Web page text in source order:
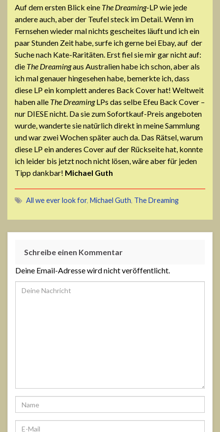
Auf dem ersten Blick eine The Dreaming-LP wie jede
andere auch, aber der Teufel steck im Detail. Wenn im
Fernsehen wieder mal nichts gescheites läuft und ich ein
paar Stunden Zeit habe, surfe ich gerne bei Ebay, auf der
Suche nach Kate-Raritäten. Erst fiel sie mir gar nicht auf:
die The Dreamingaus Australien habe ich schon, aber als
ich mal genauer hingesehen habe, bemerkte ich, dass
diese LP ein komplett anderes Back Cover hat! Weltweit
haben alle The DreamingLPs das selbe Efeu Back Cover –
nur DIESE nicht. Da sie zum Sofortkauf-Preis angeboten
wurde, wanderte sie natürlich direkt in meine Sammlung
und war zwei Wochen später auch da. Das Rätsel, warum
diese LP ein anderes Cover auf der Rückseite hat, konnte
ich leider bis jetzt noch nicht lösen, wäre aber für jeden
Tipp dankbar! Michael Guth
All we ever look for, Michael Guth, The Dreaming
Schreibe einen Kommentar
Deine Email-Adresse wird nicht veröffentlicht.